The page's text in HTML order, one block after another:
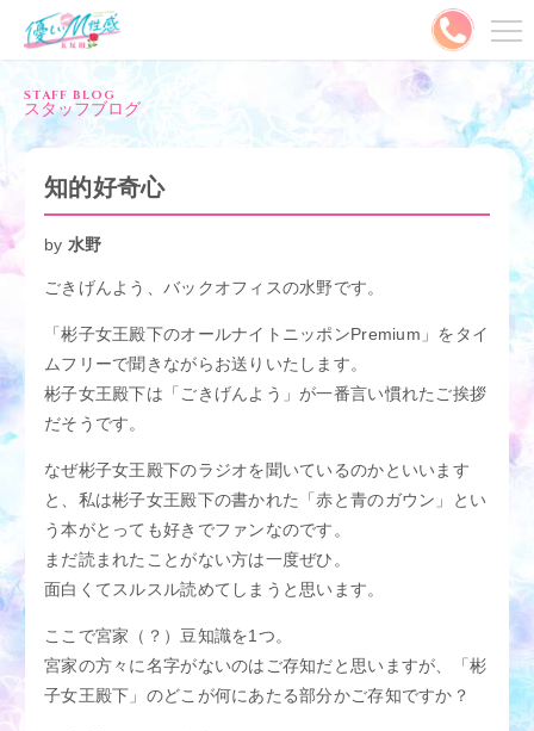
MENU
出勤情報
料金システム 写メ日記
割引情報 ランキング
口コミ
動画 やさMとは？
アクセス M性感適正診断
M性感用語集 スタッフブログ
女性求人 男性求人
STAFF BLOG
スタッフブログ
知的好奇心
by 水野
ごきげんよう、バックオフィスの水野です。
「彬子女王殿下のオールナイトニッポンPremium」をタイ
ムフリーで聞きながらお送りいたします。
彬子女王殿下は「ごきげんよう」が一番言い慣れたご挨拶
だそうです。
なぜ彬子女王殿下のラジオを聞いているのかといいます
と、私は彬子女王殿下の書かれた「赤と青のガウン」とい
う本がとっても好きでファンなのです。
まだ読まれたことがない方は一度ぜひ。
面白くてスルスル読めてしまうと思います。
ここで宮家（？）豆知識を1つ。
宮家の方々に名字がないのはご存知だと思いますが、「彬
子女王殿下」のどこが何にあたる部分かご存知ですか？